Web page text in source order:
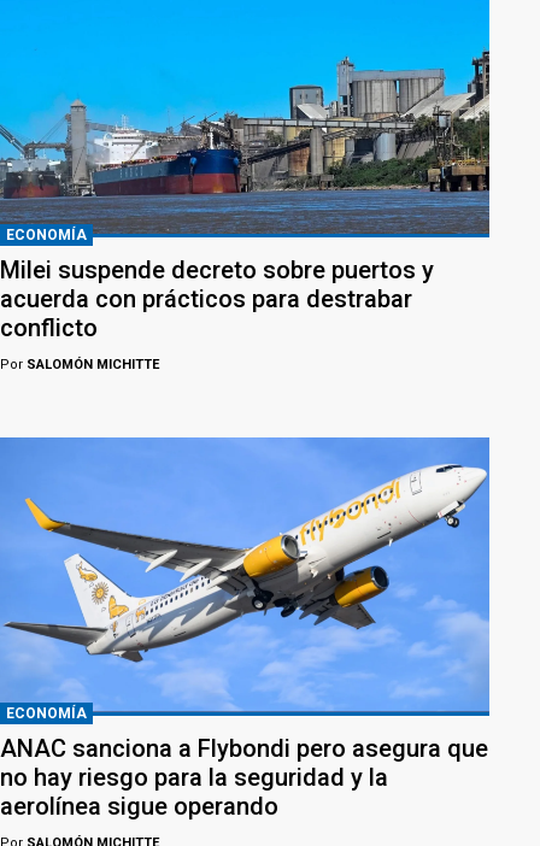
ECONOMÍA
Milei suspende decreto sobre puertos y
acuerda con prácticos para destrabar
conflicto
Por SALOMÓN MICHITTE
ECONOMÍA
ANAC sanciona a Flybondi pero asegura que
no hay riesgo para la seguridad y la
aerolínea sigue operando